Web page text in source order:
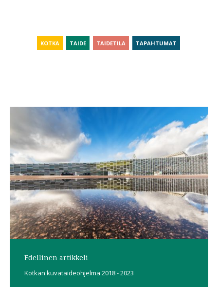
KOTKA TAIDE TAIDETILA TAPAHTUMAT
navigation
Edellinen artikkeli
Kotkan kuvataideohjelma 2018 - 2023